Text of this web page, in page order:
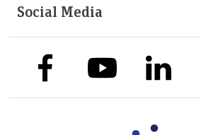
Social Media
link to facebooklink to youtubelink to